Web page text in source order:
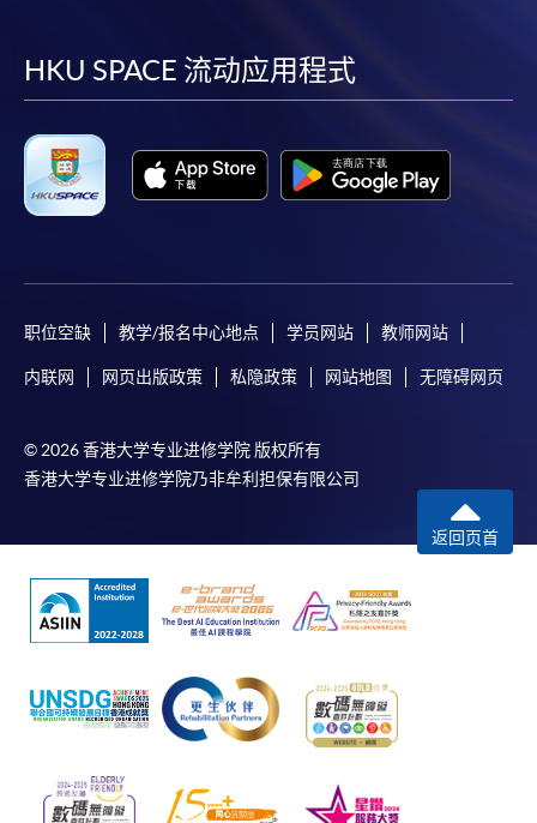
facebook
youtube
linkedin
HKU SPACE 流动应用程式
职位空缺 教学/报名中心地点 学员网站 教师网站
内联网 网页出版政策 私隐政策 网站地图 无障碍网页
© 2026 香港大学专业进修学院 版权所有
香港大学专业进修学院乃非牟利担保有限公司
返回页首